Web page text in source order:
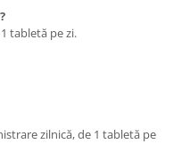
tabletă pe zi.
zilnică, de 1 tabletă pe